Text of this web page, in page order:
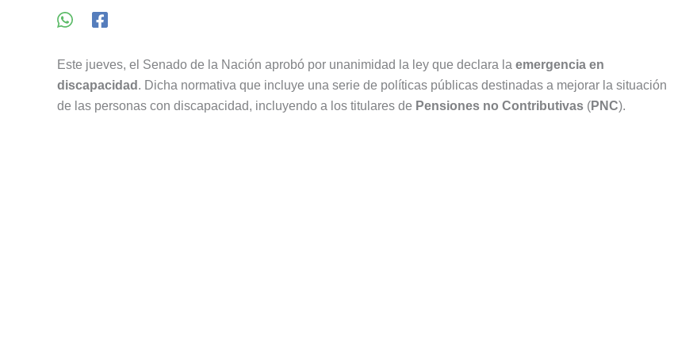
Este jueves, el Senado de la Nación aprobó por unanimidad la ley que declara la emergencia en
discapacidad . Dicha normativa que incluye una serie de políticas públicas destinadas a mejorar la situación
de las personas con discapacidad, incluyendo a los titulares de Pensiones no Contributivas (PNC).